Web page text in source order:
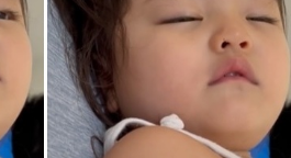
クイズ
地域
教育・育児